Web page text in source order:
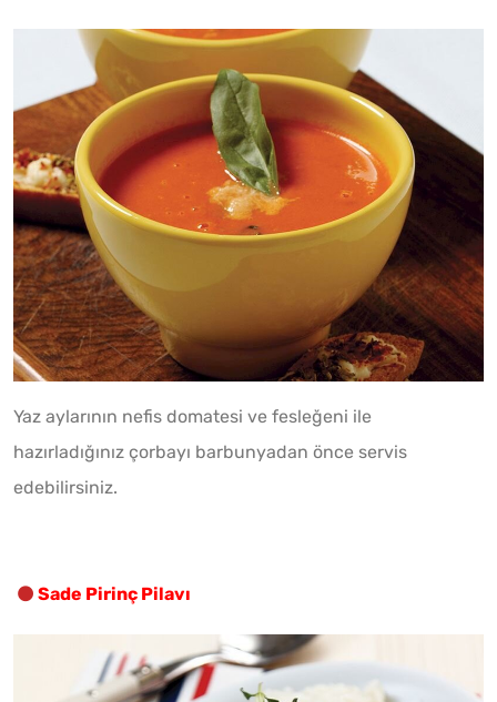
Yaz aylarının nefis domatesi ve fesleğeni ile
hazırladığınız çorbayı barbunyadan önce servis
edebilirsiniz.
Sade Pirinç Pilavı